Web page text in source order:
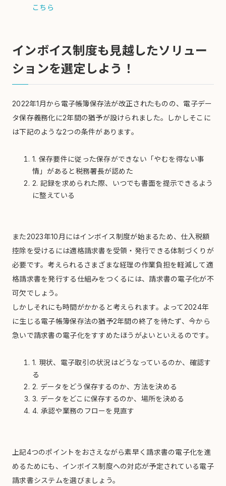
こちら
インボイス制度も見越したソリュー
ションを選定しよう！
2022年1月から電子帳簿保存法が改正されたものの、電子デー
タ保存義務化に2年間の猶予が設けられました。しかしそこに
は下記のような2つの条件があります。
1. 保存要件に従った保存ができない「やむを得ない事
情」があると税務署長が認めた
2. 記録を求められた際、いつでも書面を提示できるよう
に整えている
また2023年10月にはインボイス制度が始まるため、仕入税額
控除を受けるには適格請求書を受領・発行できる体制づくりが
必要です。考えられるさまざまな経理の作業負担を軽減して適
格請求書を発行する仕組みをつくるには、請求書の電子化が不
可欠でしょう。
しかしそれにも時間がかかると考えられます。よって2024年
に生じる電子帳簿保存法の猶予2年間の終了を待たず、今から
急いで請求書の電子化をすすめたほうがよいといえるのです。
1. 現状、電子取引の状況はどうなっているのか、確認す
る
2. データをどう保存するのか、方法を決める
3. データをどこに保存するのか、場所を決める
4. 承認や業務のフローを見直す
上記4つのポイントをおさえながら素早く請求書の電子化を進
めるためにも、インボイス制度への対応が予定されている電子
請求書システムを選びましょう。